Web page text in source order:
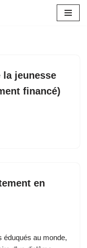
jeunesse
financé)
en
éduqués au monde,